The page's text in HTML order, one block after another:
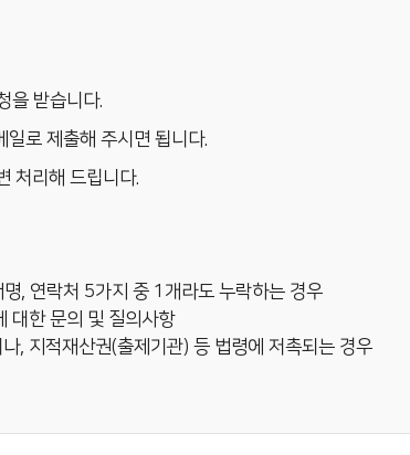
을 받습니다.
일로 제출해 주시면 됩니다.
처리해 드립니다.
, 연락처 5가지 중 1개라도 누락하는 경우
대한 문의 및 질의사항
, 지적재산권(출제기관) 등 법령에 저촉되는 경우